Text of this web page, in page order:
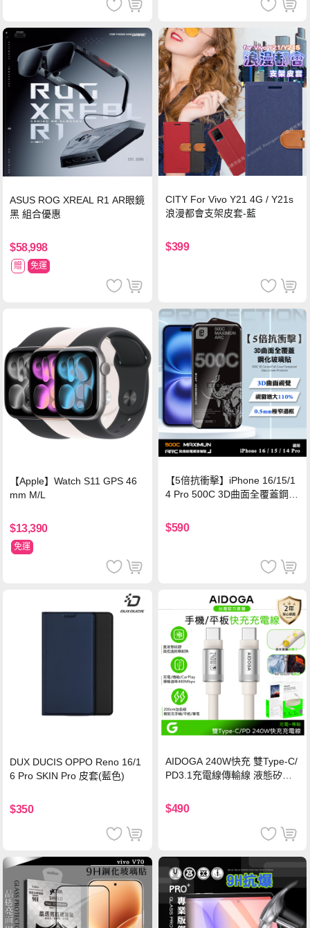
ASUS ROG XREAL R1 AR眼鏡
黑 組合優惠
$58,998
贈 免運
CITY For Vivo Y21 4G / Y21s
浪漫都會支架皮套-藍
$399
【Apple】Watch S11 GPS 46
mm M/L
$13,390
免運
【5倍抗衝擊】iPhone 16/15/1
4 Pro 500C 3D曲面全覆蓋鋼化
保護貼
$590
DUX DUCIS OPPO Reno 16/1
6 Pro SKIN Pro 皮套(藍色)
$350
AIDOGA 240W快充 雙Type-C/
PD3.1充電線傳輸線 液態矽膠
機/平板/筆電
$490